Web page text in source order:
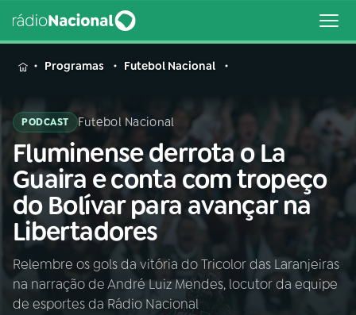
MENU
Buscar
na
Rádio
Nacional
Buscar
AO VIVO
01INÍCIO
Programas Futebol Nacional
PODCAST Futebol Nacional
Fluminense derrota o La
Guaira e conta com tropeço
do Bolívar para avançar na
Libertadores
Relembre os gols da vitória do Tricolor das Laranjeiras
na narração de André Luiz Mendes, locutor da equipe
de esportes da Rádio Nacional